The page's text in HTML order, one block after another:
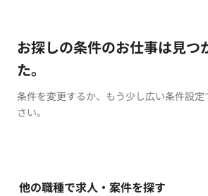
お探しの条件のお仕事は見つ
た。
条件を変更するか、もう少し広い条件設
さい。
他の職種で求人・案件を探す